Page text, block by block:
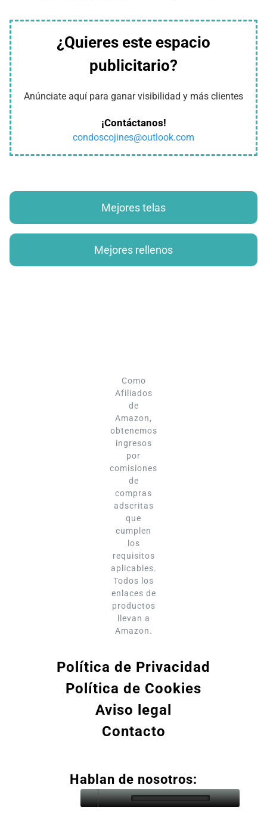
¿Quieres este espacio
publicitario?
Anúnciate aquí para ganar visibilidad y más clientes
¡Contáctanos!
condoscojines@outlook.com
Mejores telas
Mejores rellenos
Como
Afiliados
de
Amazon,
obtenemos
ingresos
por
comisiones
de
compras
adscritas
que
cumplen
los
requisitos
aplicables.
Todos los
enlaces de
productos
llevan a
Amazon.
Política de Privacidad
Política de Cookies
Aviso legal
Contacto
Hablan de nosotros: